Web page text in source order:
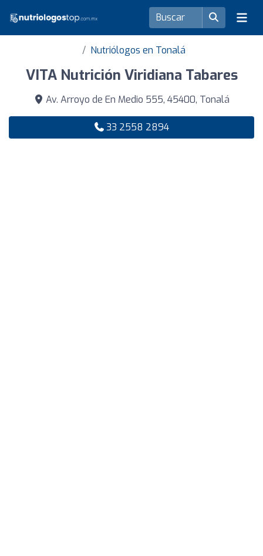
Nutriólogos en Tonalá
VITA Nutrición Viridiana Tabares
Av. Arroyo de En Medio 555, 45400, Tonalá
33 2558 2894